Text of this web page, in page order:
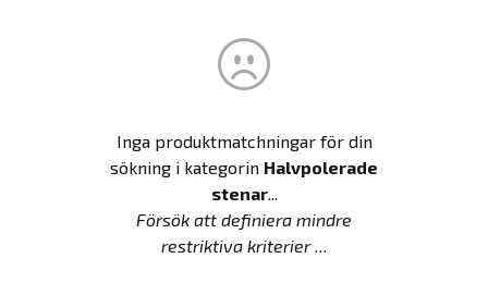
Inga produktmatchningar för din
sökning i kategorin Halvpolerade
stenar...
Försök att definiera mindre
restriktiva kriterier ...